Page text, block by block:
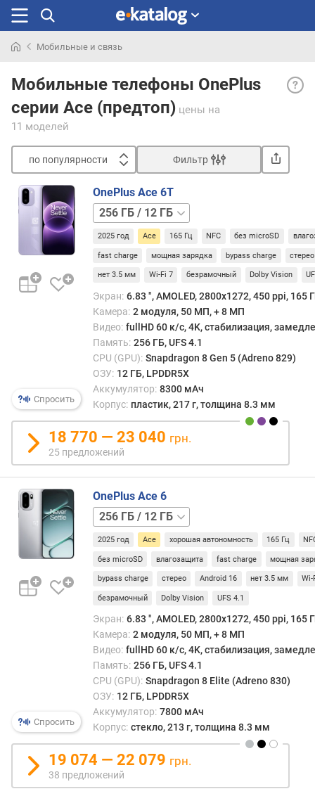
раньше
Мобильные и связь
Мобильные телефоны OnePlus
серии Ace (предтоп) цены на
11 моделей
по популярности
п
о
у
л
и
о
т
д
е
ш
е
в
ы
о
р
д
о
р
о
г
и
Фильтр
Спросить
OnePlus Ace 6T
256 ГБ
/
16 ГБ512 ГБ
12 ГБ 512 ГБ
16 ГБ
2025 год Ace 165 Гц NFC без microSD
fast charge мощная зарядка bypass charge стерео
нет 3.5 мм Wi-Fi 7 безрамочный Dolby Vision
Экран: 6.83 ", AMOLED, 2800x1272, 450 ppi, 165
Камера: 2 модуля, 50 МП, + 8 МП
Видео: fullHD 60 к/с, 4K, стабилизация,
Память: 256 ГБ, UFS 4.1
CPU (GPU): Snapdragon 8 Gen 5 (Adreno 829)
ОЗУ: 12 ГБ, LPDDR5X
Аккумулятор: 8300 мАч
Корпус: пластик, 217 г, толщина 8.3 мм
18 770 — 23 040 грн.
25 предложений
Спросить
OnePlus Ace 6
256 ГБ
/
16 ГБ512 ГБ
12 ГБ
512 ГБ
16 ГБ1 ТБ
/
16 ГБ
2025 год Ace хорошая автономность 165 Гц
без microSD влагозащита fast charge мощная
bypass charge стерео Android 16 нет 3.5 мм Wi-
безрамочный Dolby Vision UFS 4.1
Экран: 6.83 ", AMOLED, 2800x1272, 450 ppi, 165
Камера: 2 модуля, 50 МП, + 8 МП
Видео: fullHD 60 к/с, 4K, стабилизация,
Память: 256 ГБ, UFS 4.1
CPU (GPU): Snapdragon 8 Elite (Adreno 830)
ОЗУ: 12 ГБ, LPDDR5X
Аккумулятор: 7800 мАч
Корпус: стекло, 213 г, толщина 8.3 мм
19 074 — 22 079 грн.
38 предложений